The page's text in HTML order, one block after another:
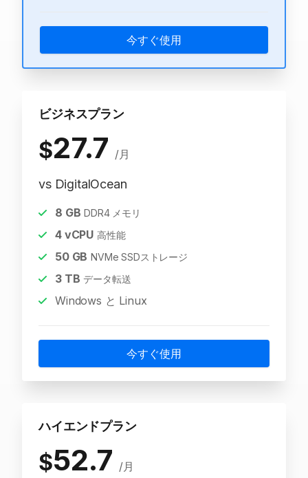
今すぐ使用
ビジネスプラン
$27.7 /月
vs DigitalOcean
8 GB DDR4 メモリ
4vCPU 高性能
50GB NVMe SSDストレージ
3TB データ転送
Windows と Linux
今すぐ使用
ハイエンドプラン
$52.7 /月